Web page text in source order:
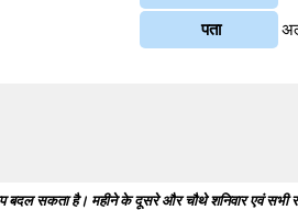
पता
बदल सकता है। महीने के दूसरे और चौथे शनिवार एवं सभी